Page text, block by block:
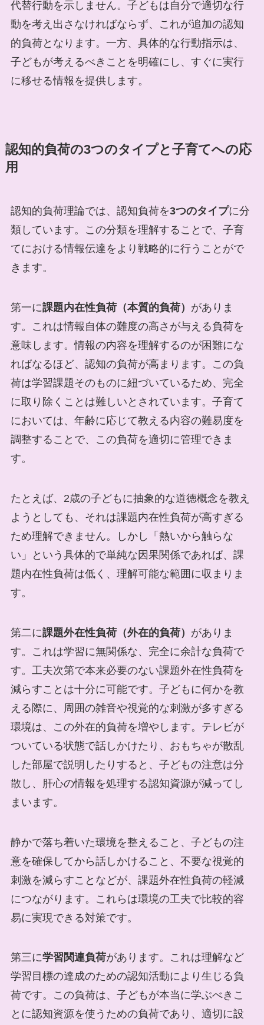
代替行動を示しません。子どもは自分で適切な行
動を考え出さなければならず、これが追加の認知
的負荷となります。一方、具体的な行動指示は、
子どもが考えるべきことを明確にし、すぐに実行
に移せる情報を提供します。
認知的負荷の3つのタイプと子育てへの応
用
認知的負荷理論では、認知負荷を3つのタイプに分
類しています。この分類を理解することで、子育
てにおける情報伝達をより戦略的に行うことがで
きます。
第一に課題内在性負荷（本質的負荷） がありま
す。これは情報自体の難度の高さが与える負荷を
意味します。情報の内容を理解するのが困難にな
ればなるほど、認知の負荷が高まります。この負
荷は学習課題そのものに紐づいているため、完全
に取り除くことは難しいとされています。子育て
においては、年齢に応じて教える内容の難易度を
調整することで、この負荷を適切に管理できま
す。
たとえば、2歳の子どもに抽象的な道徳概念を教え
ようとしても、それは課題内在性負荷が高すぎる
ため理解できません。しかし「熱いから触らな
い」という具体的で単純な因果関係であれば、課
題内在性負荷は低く、理解可能な範囲に収まりま
す。
第二に課題外在性負荷（外在的負荷） がありま
す。これは学習に無関係な、完全に余計な負荷で
す。工夫次第で本来必要のない課題外在性負荷を
減らすことは十分に可能です。子どもに何かを教
える際に、周囲の雑音や視覚的な刺激が多すぎる
環境は、この外在的負荷を増やします。テレビが
ついている状態で話しかけたり、おもちゃが散乱
した部屋で説明したりすると、子どもの注意は分
散し、肝心の情報を処理する認知資源が減ってし
まいます。
静かで落ち着いた環境を整えること、子どもの注
意を確保してから話しかけること、不要な視覚的
刺激を減らすことなどが、課題外在性負荷の軽減
につながります。これらは環境の工夫で比較的容
易に実現できる対策です。
第三に学習関連負荷があります。これは理解など
学習目標の達成のための認知活動により生じる負
荷です。この負荷は、子どもが本当に学ぶべきこ
とに認知資源を使うための負荷であり、適切に設